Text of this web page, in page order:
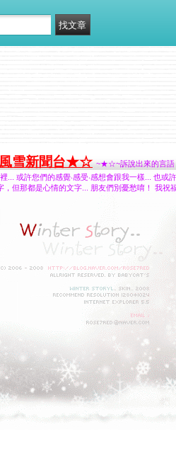
風雪新聞台★☆ ~★☆~訴說出來的言語
... 或許您們的感覺‧感受‧感想會跟我一樣... 也
但那都是心情的文字... 朋友們別憂愁唷！ 我